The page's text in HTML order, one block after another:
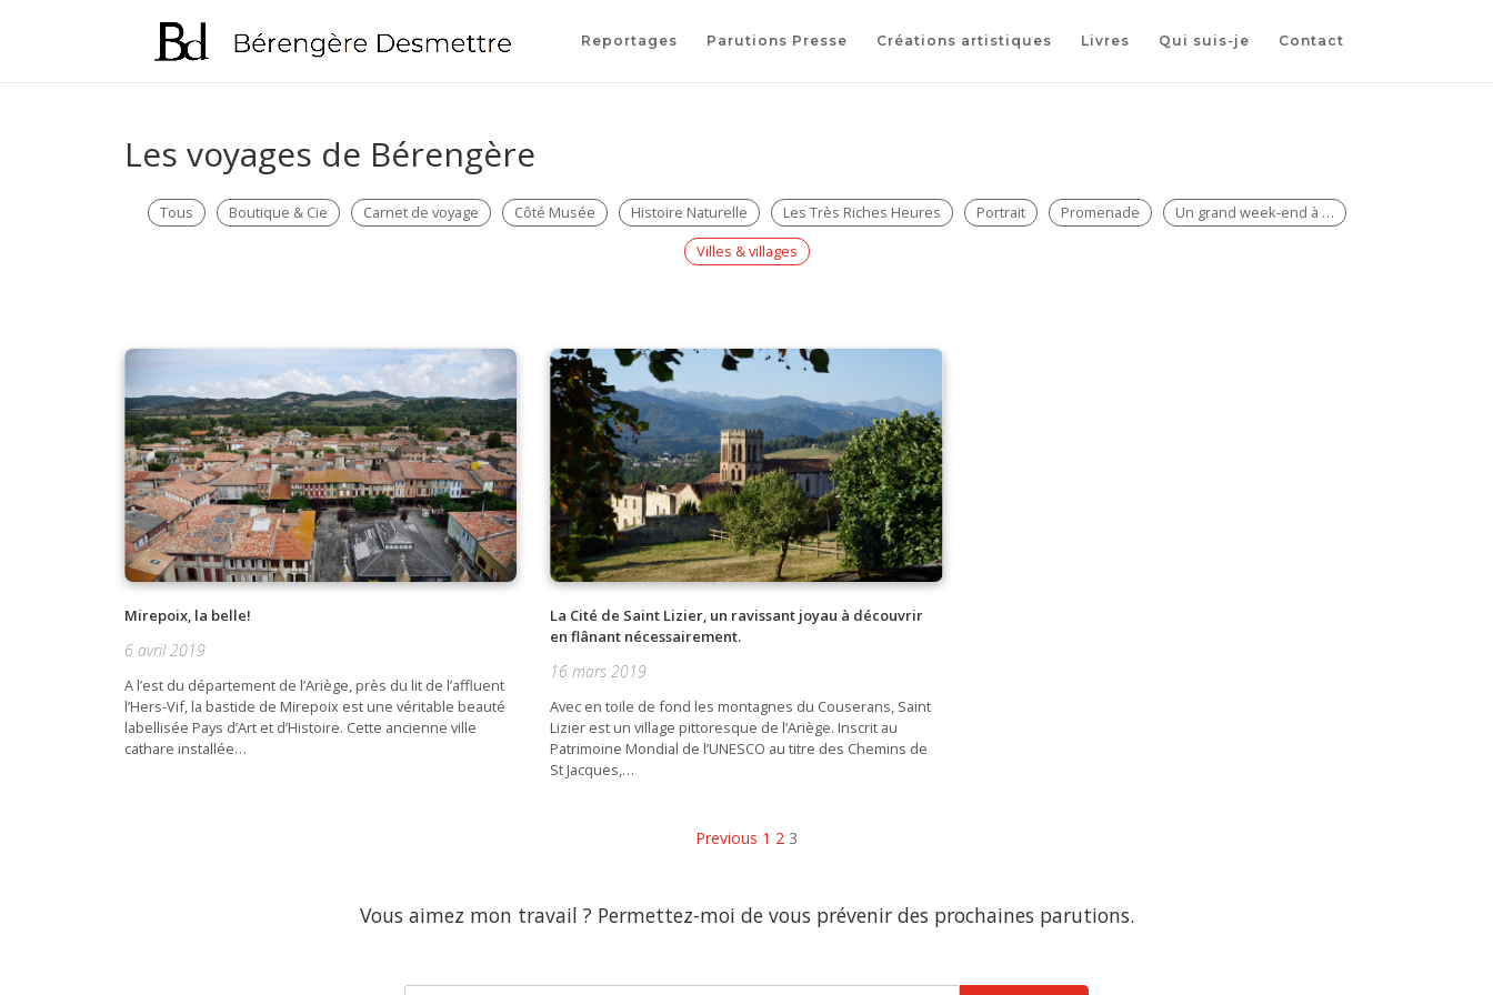
Reportages Parutions Presse Créations artistiques Livres Qui suis-je Contact
Les voyages de Bérengère​
Tous Boutique & Cie Carnet de voyage Côté Musée Histoire Naturelle Les Très Riches Heures Portrait Promenade
Un grand week-end à …
Villes & villages
Mirepoix, la belle!
6 avril 2019
A l’est du département de l’Ariège, près du lit de l’affluent
l’Hers-Vif, la bastide de Mirepoix est une véritable beauté
labellisée Pays d’Art et d’Histoire. Cette ancienne ville
cathare installée…
La Cité de Saint Lizier, un ravissant joyau à découvrir
en flânant nécessairement.
16 mars 2019
Avec en toile de fond les montagnes du Couserans, Saint
Lizier est un village pittoresque de l’Ariège. Inscrit au
Patrimoine Mondial de l’UNESCO au titre des Chemins de
St Jacques,…
Previous 1 2 3
Vous aimez mon travail ? Permettez-moi de vous prévenir des prochaines parutions.